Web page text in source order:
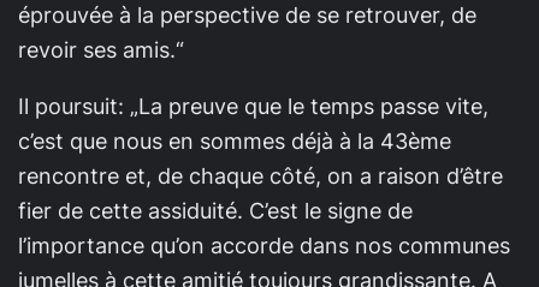
éprouvée à la perspective de se retrouver, de
revoir ses amis.“
Il poursuit: „La preuve que le temps passe vite,
c’est que nous en sommes déjà à la 43ème
rencontre et, de chaque côté, on a raison d’être
fier de cette assiduité. C’est le signe de
l’importance qu’on accorde dans nos communes
jumelles à cette amitié toujours grandissante. A